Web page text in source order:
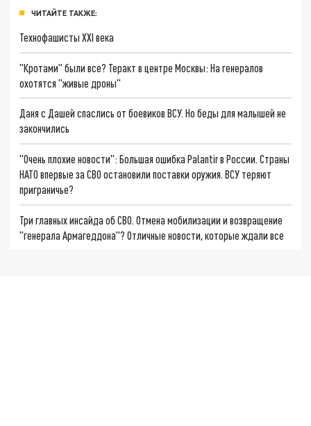
ЧИТАЙТЕ ТАКЖЕ:
Технофашисты XXI века
"Кротами" были все? Теракт в центре Москвы: На генералов
охотятся "живые дроны"
Даня с Дашей спаслись от боевиков ВСУ. Но беды для малышей не
закончились
"Очень плохие новости": Большая ошибка Palantir в России. Страны
НАТО впервые за СВО остановили поставки оружия. ВСУ теряют
приграничье?
Три главных инсайда об СВО. Отмена мобилизации и возвращение
"генерала Армагеддона"? Отличные новости, которые ждали все